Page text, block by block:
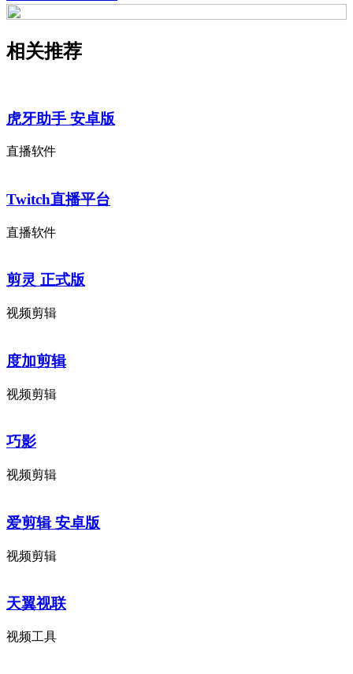
相关推荐
虎牙助手 安卓版
直播软件
Twitch直播平台
直播软件
剪灵 正式版
视频剪辑
度加剪辑
视频剪辑
巧影
视频剪辑
爱剪辑 安卓版
视频剪辑
天翼视联
视频工具